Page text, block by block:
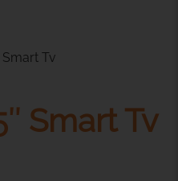
Tv
Smart Tv